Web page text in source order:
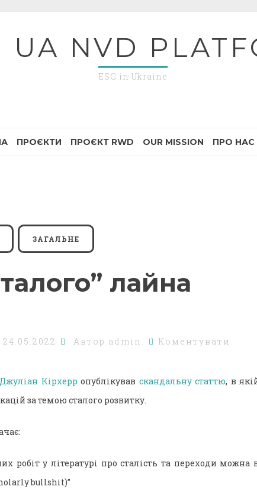
UA NVD
ESG in Ukraine
ПРОЄКТИ ПРОЄКТ RWD OUR MISSION ПРО НАС
ЗАГАЛЬНЕ
лайна
24.05.2022 Автор admin. Коментувати
Джуліан Кірхерр опублікував скандальну статтю, в
за темою сталого розвитку.
робіт у літературі про сталість та переходи можна
bullshit)”